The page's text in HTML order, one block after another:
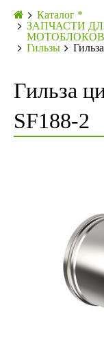
Каталог *
ЗАПЧАСТИ
Гильзы
Гильза
SF188-2